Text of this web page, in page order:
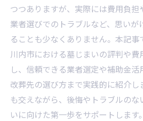
つつありますが、実際には費用負担
業者選びでのトラブルなど、思いが
ることも少なくありません。本記
川内市における墓じまいの評判や
し、信頼できる業者選定や補助金活
改葬先の選び方まで実践的に紹介し
も交えながら、後悔やトラブルのな
いに向けた第一歩をサポートします。